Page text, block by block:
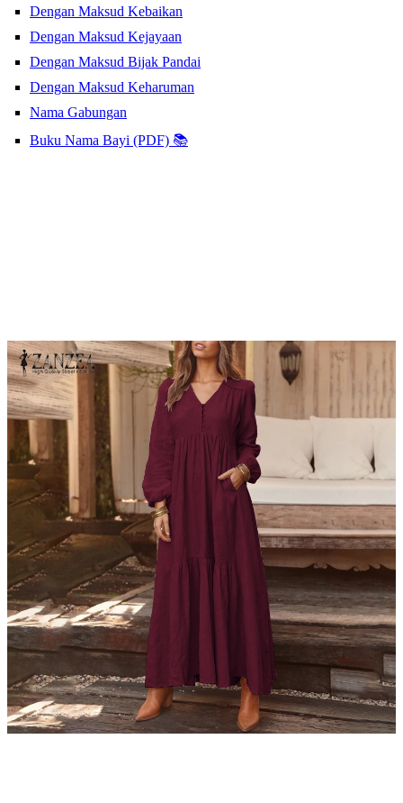
Dengan Maksud Kebaikan
Dengan Maksud Kejayaan
Dengan Maksud Bijak Pandai
Dengan Maksud Keharuman
Nama Gabungan
Buku Nama Bayi (PDF) 📚